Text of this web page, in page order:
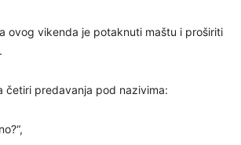
ovog vikenda je potaknuti maštu i proširiti
četiri predavanja pod nazivima: